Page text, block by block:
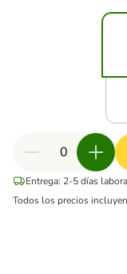
Entrega: 2-5 días
Todos los precios